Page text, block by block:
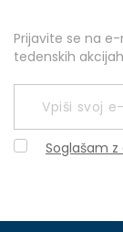
Prijavite se na
tedenskih
Soglašam